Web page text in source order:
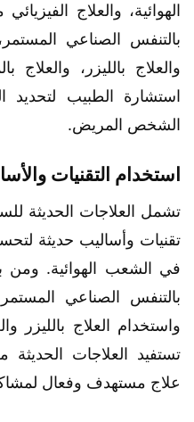
الهوائية، والعلاج
بالتنفس الصناعي
والعلاج بالليزر،
استشارة الطبيب لتحديد
الشخص المريض.
استخدام التقنيات
تشمل العلاجات الحديثة
تقنيات وأساليب حديثة
في الشعب الهوائية. ومن
بالتنفس الصناعي
واستخدام العلاج بالليزر
تستفيد العلاجات الحديثة
علاج مستهدف وفعال